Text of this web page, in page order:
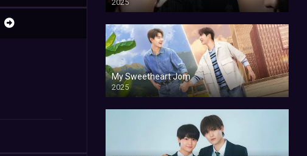
2025
My Sweetheart Jom
2025